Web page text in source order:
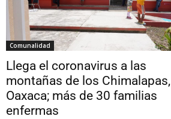
Comunalidad
Llega el coronavirus a las
montañas de los Chimalapas,
Oaxaca; más de 30 familias
enfermas